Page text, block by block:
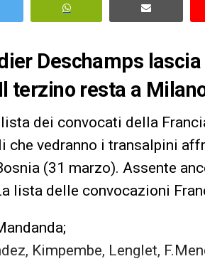
Deschamps
terzino resta a
dei convocati della
vedranno i transalpini
(31 marzo). Assente
lista delle convocazioni
Kimpembe, Lenglet,